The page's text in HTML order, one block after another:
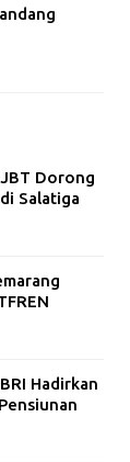
JBT Dorong
Salatiga
Hadirkan